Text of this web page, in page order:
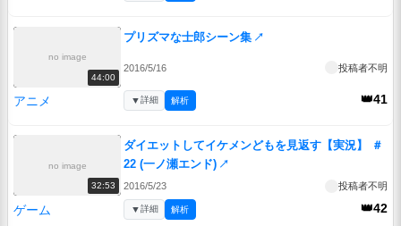
no image
44:00
プリズマな士郎シーン集 ↗
2016/5/16 投稿者不明
アニメ 👑41
▼詳細 解析
no image
32:53
ダイエットしてイケメンどもを見返す【実況】 ＃
22 (一ノ瀬エンド) ↗
2016/5/23 投稿者不明
ゲーム 👑42
▼詳細 解析